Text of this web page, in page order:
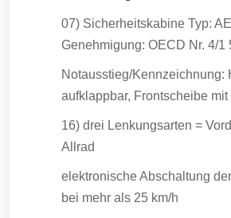
07) Sicherheitskabine Typ:
Genehmigung: OECD Nr. 4/1
Notausstieg/Kennzeichnung:
aufklappbar, Frontscheibe
16) drei Lenkungsarten =
Allrad
elektronische Abschaltung
bei mehr als 25 km/h